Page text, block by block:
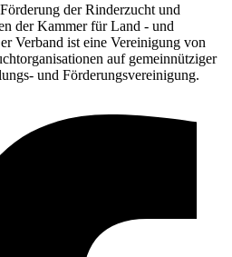
der Rinderzucht und
der Kammer für Land - und
Verband ist eine Vereinigung von
auf gemeinnütziger
und Förderungsvereinigung.